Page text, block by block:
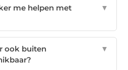
me helpen met
▼
ook buiten
▼